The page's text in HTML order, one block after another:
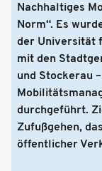
Nachhaltiges
Norm“. Es
der Universität
mit den
und Stockerau
durchgeführt.
Zufußgehen,
öffentlicher